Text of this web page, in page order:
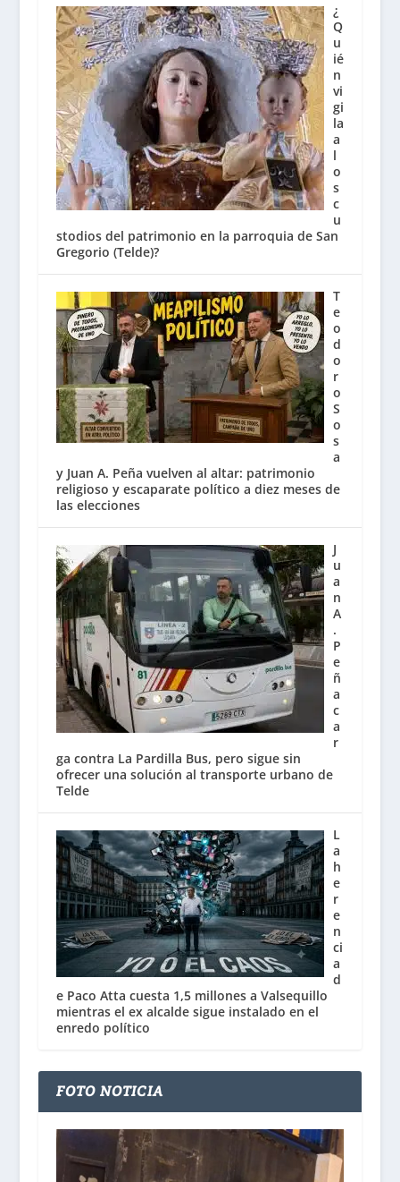
¿
Q
u
ié
n
vi
gi
la
a
l
o
s
c
u
stodios del patrimonio en la parroquia de San
Gregorio (Telde)?
T
e
o
d
o
r
o
S
o
s
a
y Juan A. Peña vuelven al altar: patrimonio
religioso y escaparate político a diez meses de
las elecciones
J
u
a
n
A
.
P
e
ñ
a
c
a
r
ga contra La Pardilla Bus, pero sigue sin
ofrecer una solución al transporte urbano de
Telde
L
a
h
e
r
e
n
ci
a
d
e Paco Atta cuesta 1,5 millones a Valsequillo
mientras el ex alcalde sigue instalado en el
enredo político
FOTO NOTICIA